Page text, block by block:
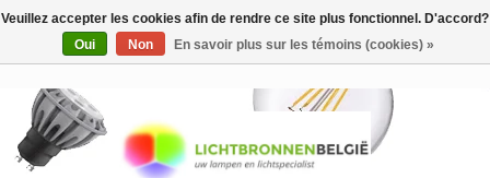
Toggle
navigation
Veuillez accepter les cookies afin de rendre ce site plus fonctionnel. D'accord?
Oui
Non En savoir plus sur les témoins (cookies) »